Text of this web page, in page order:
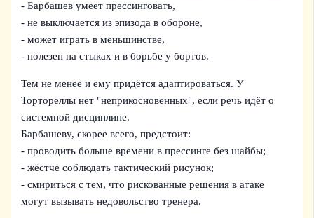
- Барбашев умеет прессинговать,
- не выключается из эпизода в обороне,
- может играть в меньшинстве,
- полезен на стыках и в борьбе у бортов.
Тем не менее и ему придётся адаптироваться. У
Тортореллы нет "неприкосновенных", если речь идёт о
системной дисциплине.
Барбашеву, скорее всего, предстоит:
- проводить больше времени в прессинге без шайбы;
- жёстче соблюдать тактический рисунок;
- смириться с тем, что рискованные решения в атаке
могут вызывать недовольство тренера.